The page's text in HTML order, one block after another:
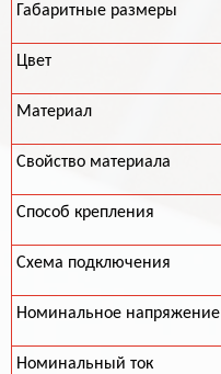
Габаритные размеры
Цвет
Материал
Свойство материала
Способ крепления
Схема подключения
Номинальное напряжение
Номинальный ток